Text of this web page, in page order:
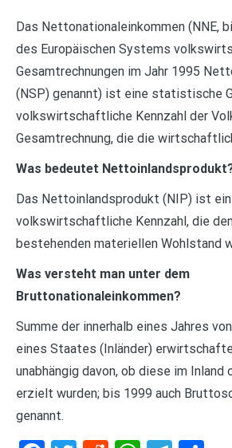
Das Nettonationaleinkommen (NNE,
des Europäischen Systems
Gesamtrechnungen im Jahr 1995
(NSP) genannt) ist eine statistische
volkswirtschaftliche Kennzahl der
Gesamtrechnung, die die
Was bedeutet
Das Nettoinlandsprodukt (NIP) ist
volkswirtschaftliche Kennzahl, die
bestehenden materiellen Wohlstand
Was versteht man unter dem
Bruttonationaleinkommen?
Summe der innerhalb eines Jahres
eines Staates (Inländer)
unabhängig davon, ob diese im Inland
erzielt wurden; bis 1999 auch
genannt.